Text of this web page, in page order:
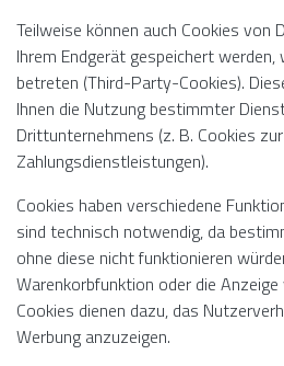
Teilweise können auch Cookies von
Ihrem Endgerät gespeichert werden,
betreten (Third-Party-Cookies).
Ihnen die Nutzung bestimmter
Drittunternehmens (z. B. Cookies
Zahlungsdienstleistungen).
Cookies haben verschiedene
sind technisch notwendig, da
ohne diese nicht funktionieren
Warenkorbfunktion oder die Anzeige
Cookies dienen dazu, das
Werbung anzuzeigen.